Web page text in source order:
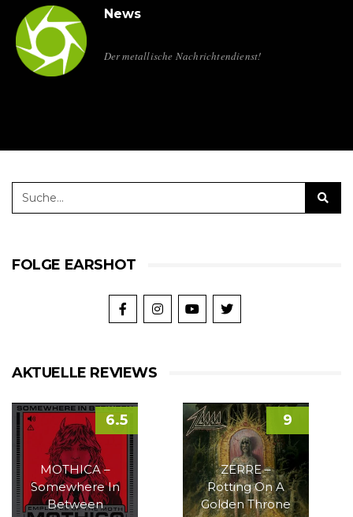
News
Der metallische Nachrichtendienst!
FOLGE EARSHOT
AKTUELLE REVIEWS
MOTHICA –
Somewhere In
Between
6.5
ZERRE –
Rotting On A
Golden Throne
9